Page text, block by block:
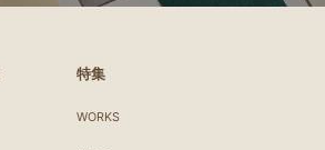
特集
WORKS